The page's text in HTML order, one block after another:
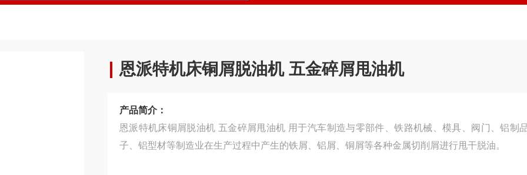
恩派特机床铜屑脱油机 五金碎屑甩油机
产品简介：
恩派特机床铜屑脱油机 五金碎屑甩油机 用于汽车制造与零部件、铁路机械、模具、阀门、铝制
子、铝型材等制造业在生产过程中产生的铁屑、铝屑、铜屑等各种金属切削屑进行甩干脱油。